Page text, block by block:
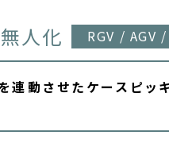
人化 RGV / AGV /
連動させたケースピッ